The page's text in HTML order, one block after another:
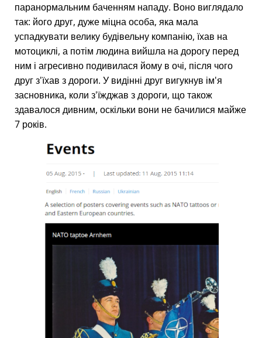
паранормальним баченням нападу. Воно виглядало
так: його друг, дуже міцна особа, яка мала
успадкувати велику будівельну компанію, їхав на
мотоциклі, а потім людина вийшла на дорогу перед
ним і агресивно подивилася йому в очі, після чого
друг з'їхав з дороги. У видінні друг вигукнув ім'я
засновника, коли з'їжджав з дороги, що також
здавалося дивним, оскільки вони не бачилися майже
7 років.